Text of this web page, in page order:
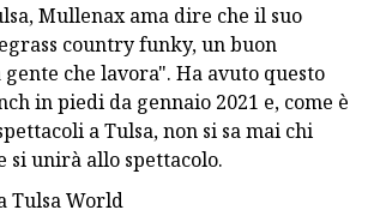
Mullenax ama dire che il suo
country funky, un buon
che lavora". Ha avuto questo
in piedi da gennaio 2021 e, come è
a Tulsa, non si sa mai chi
si unirà allo spettacolo.
Tulsa World